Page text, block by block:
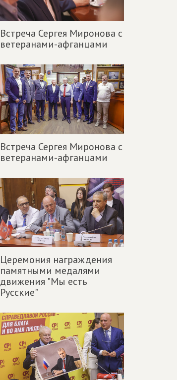
Встреча Сергея Миронова с
ветеранами-афганцами
Встреча Сергея Миронова с
ветеранами-афганцами
Церемония награждения
памятными медалями
движения "Мы есть
Русские"